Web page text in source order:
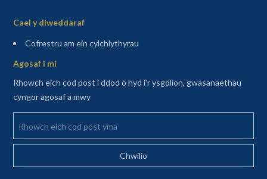
Cael y diweddaraf
Cofrestru am ein cylchlythyrau(agor mewn tab newydd)
Agosaf i mi
Rhowch eich cod post i ddod o hyd i'r ysgolion, gwasanaethau
cyngor agosaf a mwy
Rhowch eich cod post yma